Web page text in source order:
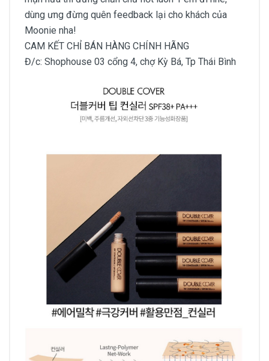
dùng ưng đừng quên feedback lại cho khách của
Moonie nha!
CAM KẾT CHỈ BÁN HÀNG CHÍNH HÃNG
Đ/c: Shophouse 03 cổng 4, chợ Kỳ Bá, Tp Thái Bình